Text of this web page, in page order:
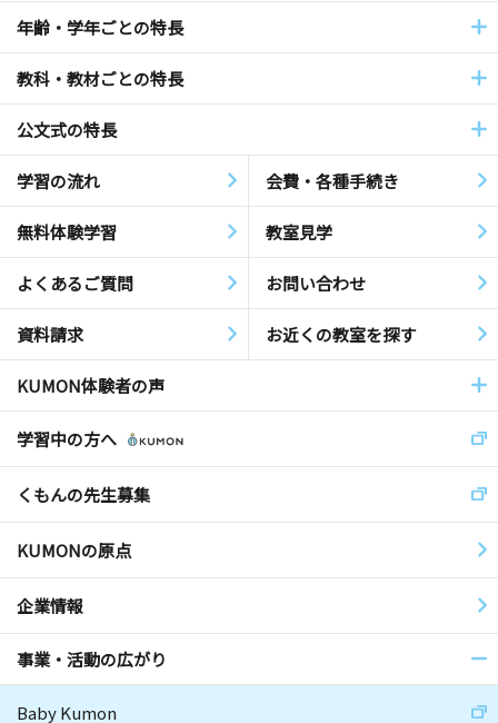
年齢・学年ごとの特長
教科・教材ごとの特長
公文式の特長
学習の流れ 会費・各種手続き
無料体験学習 教室見学
よくあるご質問 お問い合わせ
資料請求 お近くの教室を探す
KUMON体験者の声
学習中の方へ
くもんの先生募集
KUMONの原点
企業情報
事業・活動の広がり
Baby Kumon